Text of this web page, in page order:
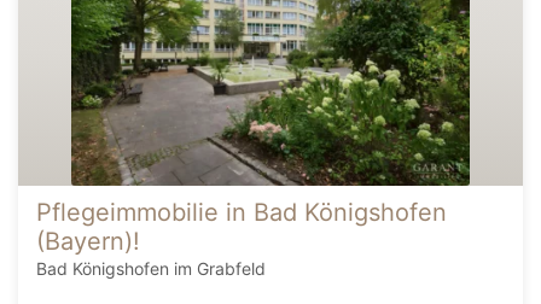
Pflegeimmobilie in Bad Königshofen
(Bayern)!
Bad Königshofen im Grabfeld